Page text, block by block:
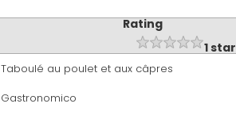
Rating
1 star
Taboulé au poulet et aux câpres
Gastronomico